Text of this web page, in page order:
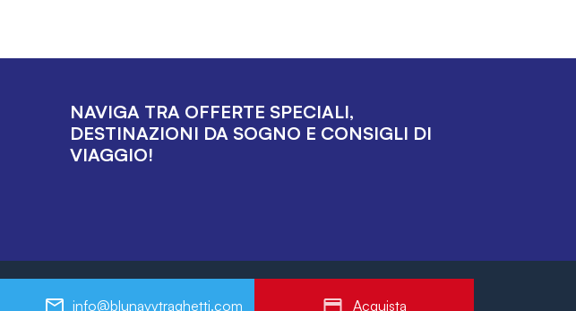
NAVIGA TRA OFFERTE SPECIALI,
DESTINAZIONI DA SOGNO E CONSIGLI DI
VIAGGIO!
info@blunavytraghetti.com Acquista